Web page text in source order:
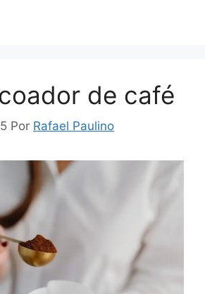
de café
Por Rafael Paulino